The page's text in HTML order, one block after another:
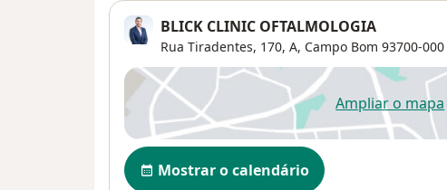
BLICK CLINIC OFTALMOLOGIA
Rua Tiradentes, 170, A, Campo Bom 93700-000
Ampliar o mapa
abre
Disponibilidade
Mostrar o calendário